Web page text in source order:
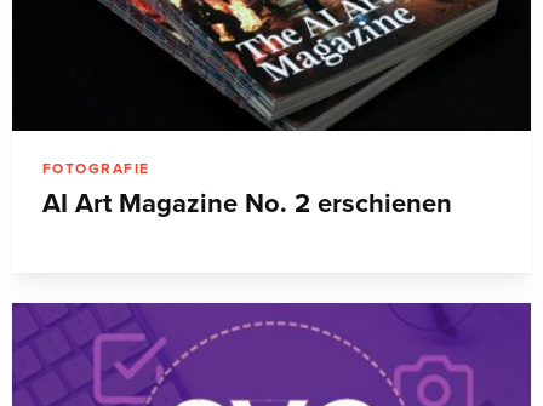
FOTOGRAFIE
AI Art Magazine No. 2 erschienen